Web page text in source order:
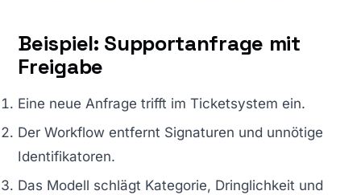
Beispiel: Supportanfrage mit
Freigabe
Eine neue Anfrage trifft im Ticketsystem ein.
Der Workflow entfernt Signaturen und unnötige
Identifikatoren.
Das Modell schlägt Kategorie, Dringlichkeit und